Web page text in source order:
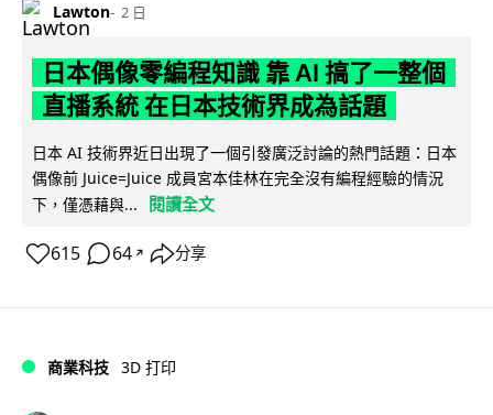
Lawton 2 日
日本偶像零編程知識 靠 AI 搞了一整個
直播系統 在日本技術界成為話題
日本 AI 技術界近日出現了一個引發廣泛討論的熱門話題：日本
偶像前 Juice=Juice 成員宮本佳林在完全沒有編程經驗的情況
下，僅憑藉與...
閱讀全文
615 64 ↗ 分享
商業科技 3D 打印